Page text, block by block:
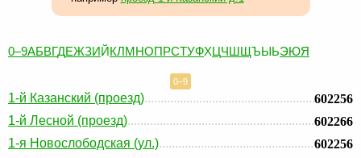
0–9АБВГДЕЖЗИЙКЛМНОПРСТУФХЦЧШЩЪЫЬЭЮЯ
0–9
1-й Казанский (проезд)
602256
1-й Лесной (проезд)
602266
1-я Новослободская (ул.)
602256